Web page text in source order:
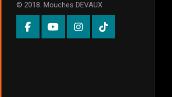
© 2018. Mouches DEVAUX